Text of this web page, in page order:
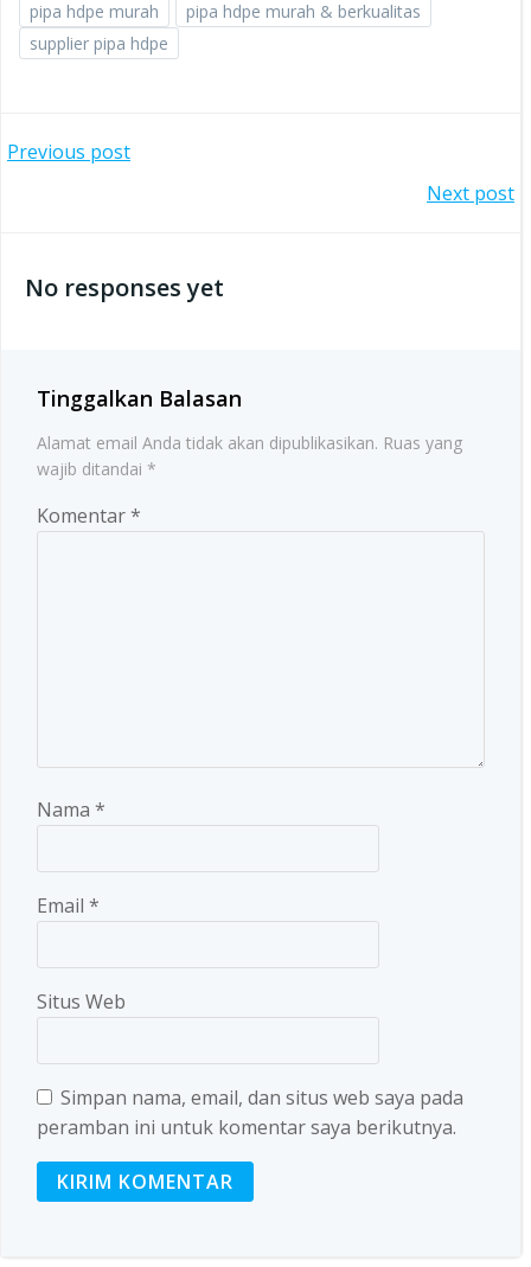
pipa hdpe murah
pipa hdpe murah & berkualitas
supplier pipa hdpe
Post
Previous post
navigation
Next post
No responses yet
Tinggalkan Balasan
Alamat email Anda tidak akan dipublikasikan. Ruas yang
wajib ditandai *
Komentar*
Nama *
Email *
Situs Web
Simpan nama, email, dan situs web saya pada
peramban ini untuk komentar saya berikutnya.